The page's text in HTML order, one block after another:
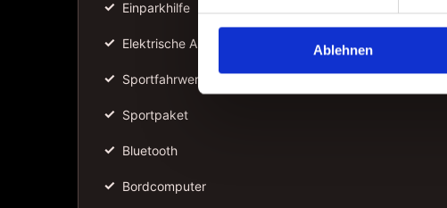
Ablehnen
✓ Einparkhilfe
✓ Elektrische Außenspiegel
✓ Sportfahrwerk
✓ Sportpaket
✓ Bluetooth
✓ Bordcomputer